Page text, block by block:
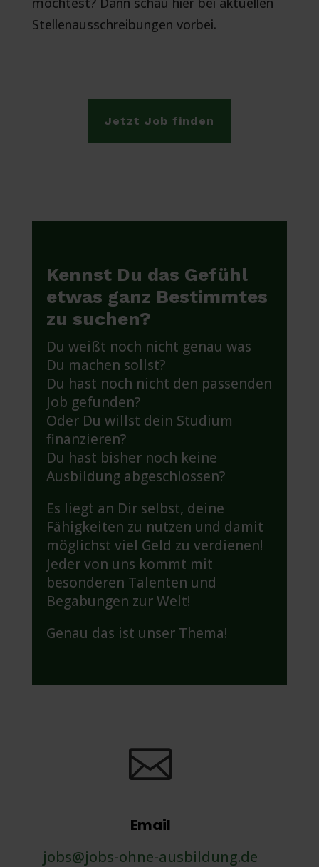
Stellenausschreibungen vorbei.
Jetzt Job finden
Kennst Du das Gefühl
etwas ganz Bestimmtes
zu suchen?
Du weißt noch nicht genau was
Du machen sollst?
Du hast noch nicht den passenden
Job gefunden?
Oder Du willst dein Studium
finanzieren?
Du hast bisher noch keine
Ausbildung abgeschlossen?
Es liegt an Dir selbst, deine
Fähigkeiten zu nutzen und damit
möglichst viel Geld zu verdienen!
Jeder von uns kommt mit
besonderen Talenten und
Begabungen zur Welt!
Genau das ist unser Thema!

Email
jobs@jobs-ohne-ausbildung.de